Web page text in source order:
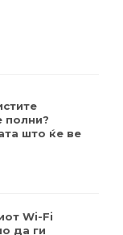
полни?
што ќе ве
Wi-Fi
да ги